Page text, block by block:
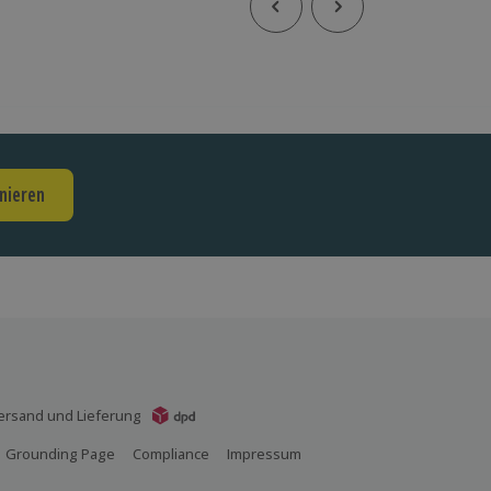
und Lieferung
Grounding Page Compliance Impressum